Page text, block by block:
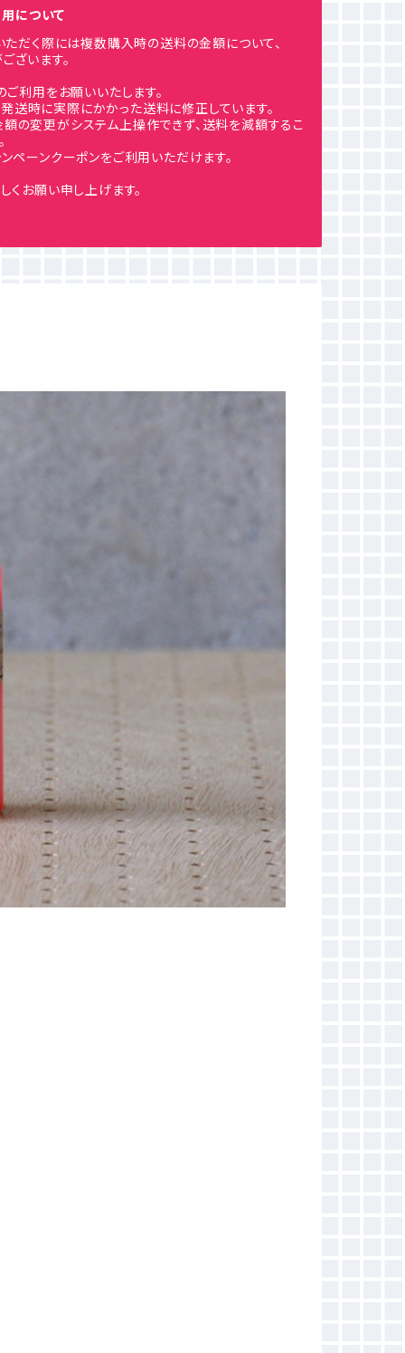
について
だく際には複数購入時の送料の金額について、
ざいます。
利用をお願いいたします。
送時に実際にかかった送料に修正しています。
の変更がシステム上操作できず、送料を減額するこ
ーンクーポンをご利用いただけます。
くお願い申し上げます。